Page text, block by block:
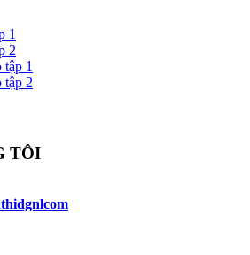
1
2
tập 1
tập 2
TÔI